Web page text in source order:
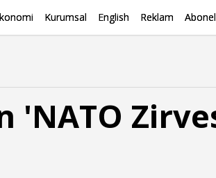
Kurumsal English Reklam
'NATO